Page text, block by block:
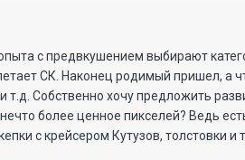
с предвкушением выбирают
СК. Наконец родимый пришел, а
Собственно хочу предложить
более ценное пикселей? Ведь
с крейсером Кутузов, толстовки